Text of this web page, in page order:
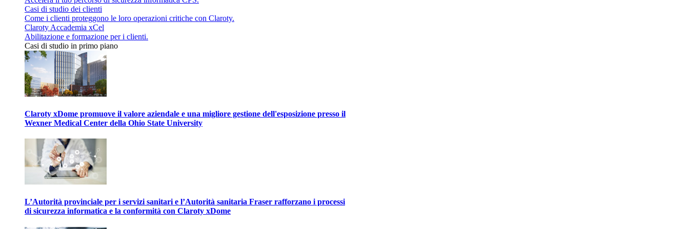
Casi di studio dei clienti
Come i clienti proteggono le loro operazioni critiche con Claroty.
Claroty Accademia xCel
Abilitazione e formazione per i clienti.
Casi di studio in primo piano
Claroty xDome promuove il valore aziendale e una migliore gestione dell'esposizione presso il
Wexner Medical Center della Ohio State University
L’Autorità provinciale per i servizi sanitari e l’Autorità sanitaria Fraser rafforzano i processi
di sicurezza informatica e la conformità con Claroty xDome